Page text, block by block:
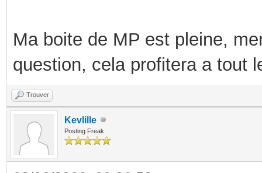
Ma boite de MP est pleine,
question, cela profitera a tout
Trouver
Kevlille
Posting Freak